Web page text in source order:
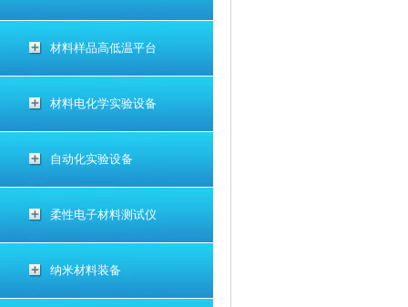
材料样品高低温平台
材料电化学实验设备
自动化实验设备
柔性电子材料测试仪
纳米材料装备